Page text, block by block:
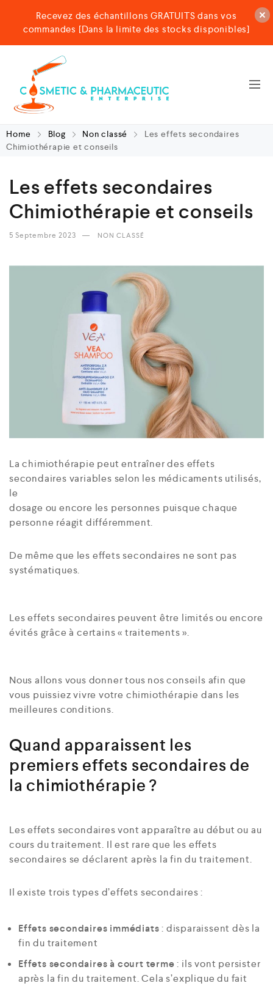
Home Blog Non classé
Les effets secondaires
Chimiothérapie et conseils
Les effets secondaires
Chimiothérapie et conseils
5 Septembre 2023 NON CLASSÉ
La chimiothérapie peut entraîner des effets
secondaires variables selon les médicaments utilisés,
le
dosage ou encore les personnes puisque chaque
personne réagit différemment.
De même que les effets secondaires ne sont pas
systématiques.
Les effets secondaires peuvent être limités ou encore
évités grâce à certains « traitements ».
Nous allons vous donner tous nos conseils afin que
vous puissiez vivre votre chimiothérapie dans les
meilleures conditions.
Quand apparaissent les
premiers effets secondaires de
la chimiothérapie ?
Les effets secondaires vont apparaître au début ou au
cours du traitement. Il est rare que les effets
secondaires se déclarent après la fin du traitement.
Il existe trois types d’effets secondaires :
Effets secondaires immédiats: disparaissent dès la
fin du traitement
Effets secondaires à court terme: ils vont persister
après la fin du traitement. Cela s’explique du fait
Recevez des échantillons GRATUITS dans vos
commandes [Dans la limite des stocks disponibles]